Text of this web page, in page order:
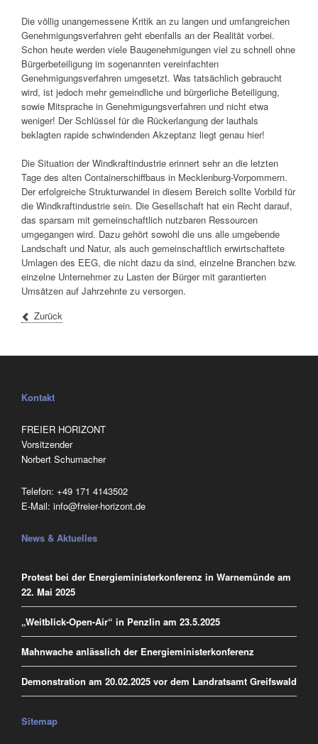
Die völlig unangemessene Kritik an zu langen und umfangreichen
Genehmigungsverfahren geht ebenfalls an der Realität vorbei.
Schon heute werden viele Baugenehmigungen viel zu schnell ohne
Bürgerbeteiligung im sogenannten vereinfachten
Genehmigungsverfahren umgesetzt. Was tatsächlich gebraucht
wird, ist jedoch mehr gemeindliche und bürgerliche Beteiligung,
sowie Mitsprache in Genehmigungsverfahren und nicht etwa
weniger! Der Schlüssel für die Rückerlangung der lauthals
beklagten rapide schwindenden Akzeptanz liegt genau hier!
Die Situation der Windkraftindustrie erinnert sehr an die letzten
Tage des alten Containerschiffbaus in Mecklenburg-Vorpommern.
Der erfolgreiche Strukturwandel in diesem Bereich sollte Vorbild für
die Windkraftindustrie sein. Die Gesellschaft hat ein Recht darauf,
das sparsam mit gemeinschaftlich nutzbaren Ressourcen
umgegangen wird. Dazu gehört sowohl die uns alle umgebende
Landschaft und Natur, als auch gemeinschaftlich erwirtschaftete
Umlagen des EEG, die nicht dazu da sind, einzelne Branchen bzw.
einzelne Unternehmer zu Lasten der Bürger mit garantierten
Umsätzen auf Jahrzehnte zu versorgen.
Zurück
Kontakt
FREIER HORIZONT
Vorsitzender
Norbert Schumacher
Telefon: ‭+49 171 4143502
E-Mail: info@freier-horizont.de
News & Aktuelles
Protest bei der Energieministerkonferenz in Warnemünde am
22. Mai 2025
„Weitblick-Open-Air“ in Penzlin am 23.5.2025
Mahnwache anlässlich der Energieministerkonferenz
Demonstration am 20.02.2025 vor dem Landratsamt Greifswald
Sitemap